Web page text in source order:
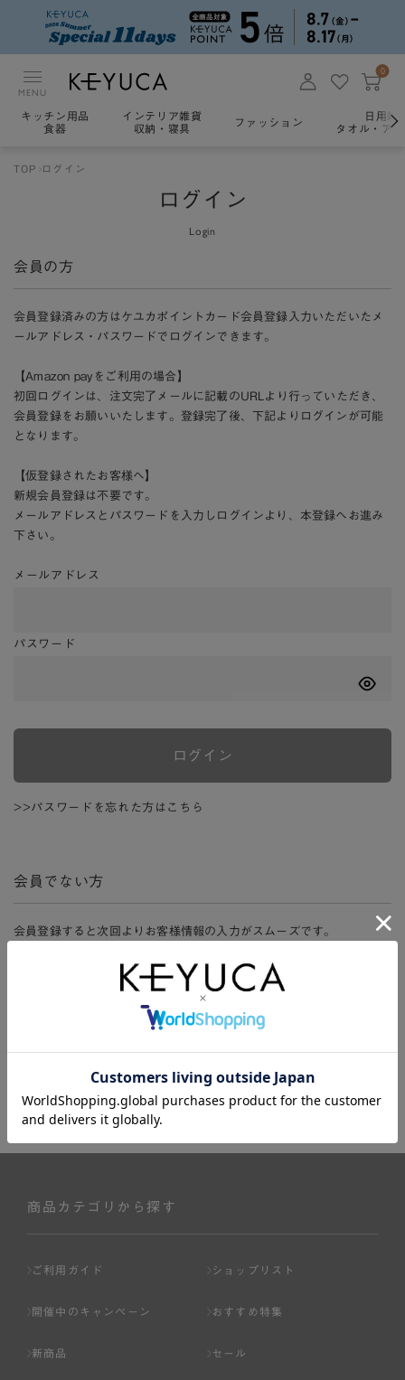
MENU
0
キッチン用品
食器
インテリア雑貨
収納・寝具
ファッション
日用雑
タオル・ア
TOP ログイン
ログイン
Login
会員の方
会員登録済みの方はケユカポイントカード会員登録入力いただいたメ
ールアドレス・パスワードでログインできます。
【Amazon payをご利用の場合】
初回ログインは、注文完了メールに記載のURLより行っていただき、
会員登録をお願いいたします。登録完了後、下記よりログインが可能
となります。
【仮登録されたお客様へ】
新規会員登録は不要です。
メールアドレスとパスワードを入力しログインより、本登録へお進み
下さい。
メールアドレス
パスワード
ログイン
>>パスワードを忘れた方はこちら
会員でない方
会員登録すると次回よりお客様情報の入力がスムーズです。
ージ、購入履歴をご利用いただけます。
商品カテゴリから探す
ご利用ガイド ショップリスト
開催中のキャンペーン おすすめ特集
新商品 セール